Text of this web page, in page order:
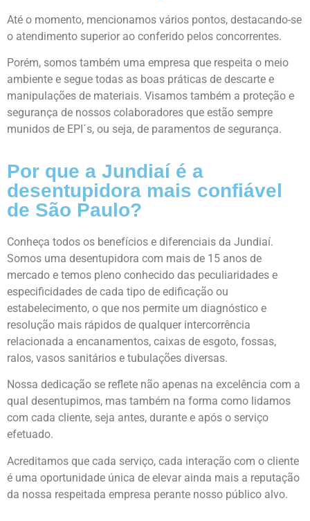
Até o momento, mencionamos vários pontos, destacando-se
o atendimento superior ao conferido pelos concorrentes.
Porém, somos também uma empresa que respeita o meio
ambiente e segue todas as boas práticas de descarte e
manipulações de materiais. Visamos também a proteção e
segurança de nossos colaboradores que estão sempre
munidos de EPI´s, ou seja, de paramentos de segurança.
Por que a Jundiaí é a
desentupidora mais confiável
de São Paulo?
Conheça todos os benefícios e diferenciais da Jundiaí.
Somos uma desentupidora com mais de 15 anos de
mercado e temos pleno conhecido das peculiaridades e
especificidades de cada tipo de edificação ou
estabelecimento, o que nos permite um diagnóstico e
resolução mais rápidos de qualquer intercorrência
relacionada a encanamentos, caixas de esgoto, fossas,
ralos, vasos sanitários e tubulações diversas.
Nossa dedicação se reflete não apenas na excelência com a
qual desentupimos, mas também na forma como lidamos
com cada cliente, seja antes, durante e após o serviço
efetuado.
Acreditamos que cada serviço, cada interação com o cliente
é uma oportunidade única de elevar ainda mais a reputação
da nossa respeitada empresa perante nosso público alvo.